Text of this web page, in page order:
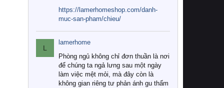
https://lamerhomeshop.com/danh-
muc-san-pham/chieu/
L
lamerhome
Phòng ngủ không chỉ đơn thuần là nơi
để chúng ta ngả lưng sau một ngày
làm việc mệt mỏi, mà đây còn là
không gian riêng tư phản ánh gu thẩm